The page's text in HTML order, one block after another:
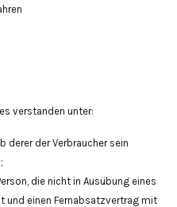
verstanden unter:
derer der Verbraucher sein
die nicht in Ausübung eines
und einen Fernabsatzvertrag mit